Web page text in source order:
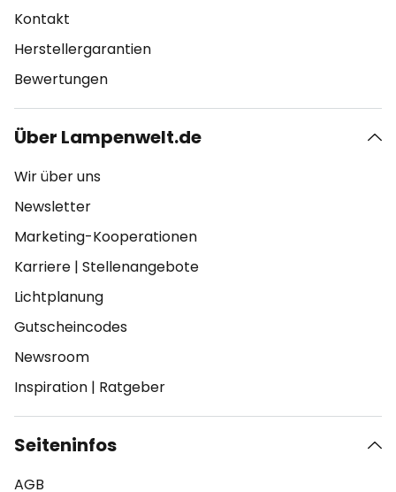
Kontakt
Herstellergarantien
Bewertungen
Über Lampenwelt.de
Wir über uns
Newsletter
Marketing-Kooperationen
Karriere | Stellenangebote
Lichtplanung
Gutscheincodes
Newsroom
Inspiration | Ratgeber
Seiteninfos
AGB